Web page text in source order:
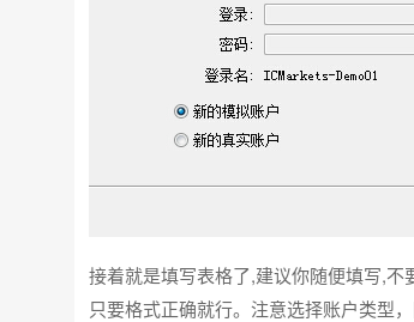
接着就是填写表格了,建议你随便填写,不
只要格式正确就行。注意选择账户类型